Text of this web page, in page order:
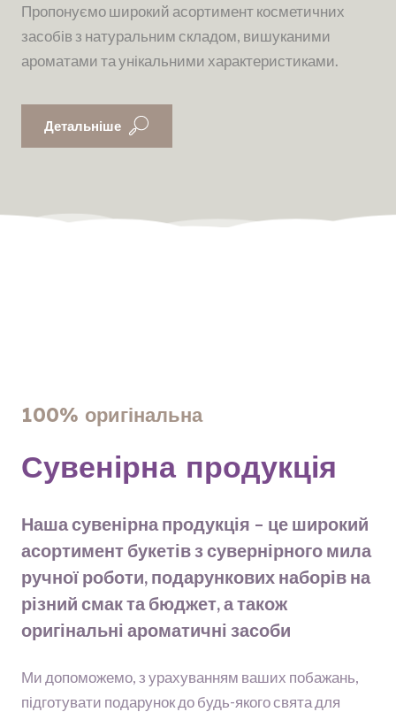
Пропонуємо широкий асортимент косметичних
засобів з натуральним складом, вишуканими
ароматами та унікальними характеристиками.
Детальніше
100% оригінальна
Сувенірна продукція
Наша сувенірна продукція – це широкий
асортимент букетів з сувернірного мила
ручної роботи, подарункових наборів на
різний смак та бюджет, а також
оригінальні ароматичні засоби
Ми допоможемо, з урахуванням ваших побажань,
підготувати подарунок до будь-якого свята для